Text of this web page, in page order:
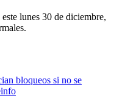
lunes 30 de diciembre,